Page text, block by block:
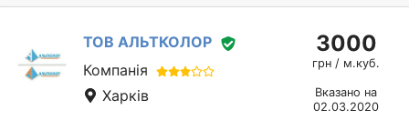
ТОВ АЛЬТКОЛОР
Компанія
Харків
3000
грн / м.куб.
Вказано на
02.03.2020